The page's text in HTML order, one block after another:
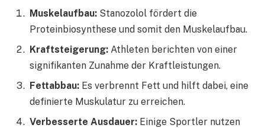
Muskelaufbau: Stanozolol fördert die
Proteinbiosynthese und somit den Muskelaufbau.
Kraftsteigerung: Athleten berichten von einer
signifikanten Zunahme der Kraftleistungen.
Fettabbau: Es verbrennt Fett und hilft dabei, eine
definierte Muskulatur zu erreichen.
Verbesserte Ausdauer: Einige Sportler nutzen